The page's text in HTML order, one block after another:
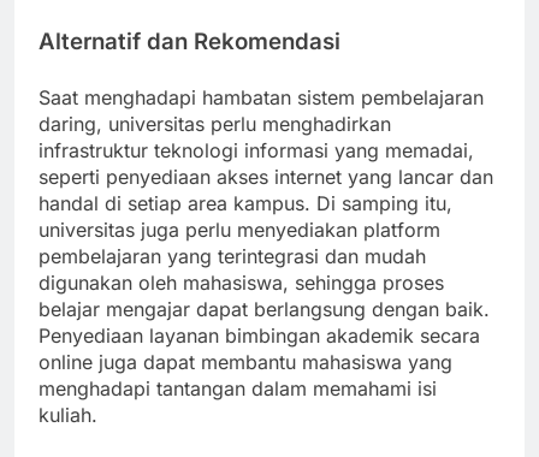
Alternatif dan Rekomendasi
Saat menghadapi hambatan sistem pembelajaran
daring, universitas perlu menghadirkan
infrastruktur teknologi informasi yang memadai,
seperti penyediaan akses internet yang lancar dan
handal di setiap area kampus. Di samping itu,
universitas juga perlu menyediakan platform
pembelajaran yang terintegrasi dan mudah
digunakan oleh mahasiswa, sehingga proses
belajar mengajar dapat berlangsung dengan baik.
Penyediaan layanan bimbingan akademik secara
online juga dapat membantu mahasiswa yang
menghadapi tantangan dalam memahami isi
kuliah.